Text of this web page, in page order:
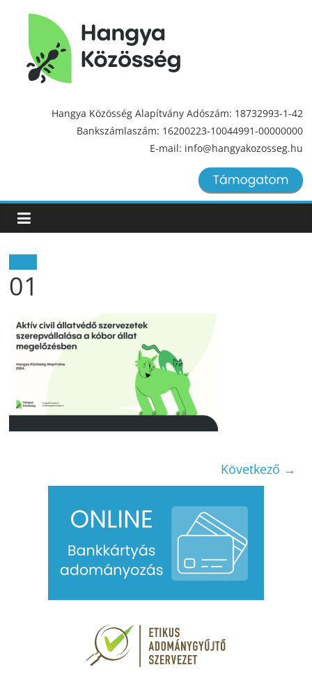
Hangya
Közösség
Hangya Közösség Alapítvány Adószám: 18732993-1-42
Bankszámlaszám: 16200223-10044991-00000000
E-mail: info@hangyakozosseg.hu
01
Következő →